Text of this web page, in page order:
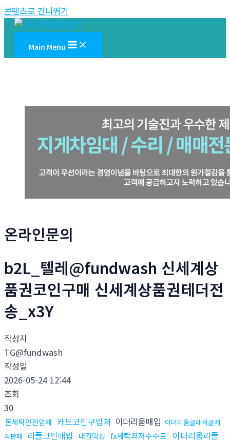
콘텐츠로 건너뛰기
Main Menu
온라인문의
b2L_텔레@fundwash 신세계상
품권코인구매 신세계상품권테더전
송_x3Y
작성자
TG@fundwash
작성일
2026-05-24 12:44
조회
30
돈세탁안전업체 카드코인구입처 이더리움매입 이더리움클레식클레
식판매 리플코인매입 대검믹싱 fx세탁최저수수료
이더리움리플